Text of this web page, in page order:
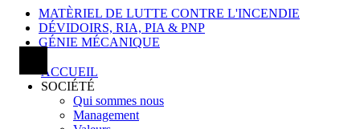
MATÈRIEL DE LUTTE CONTRE L'INCENDIE
DÉVIDOIRS, RIA, PIA & PNP
GÉNIE MÉCANIQUE
ACCUEIL
SOCIÉTÉ
Qui sommes nous
Management